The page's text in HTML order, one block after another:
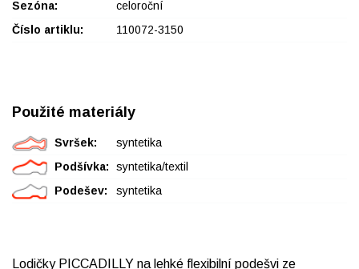
Sezóna:
celoroční
Číslo artiklu:
110072-3150
Použité materiály
Svršek:
syntetika
Podšívka:
syntetika/textil
Podešev:
syntetika
Lodičky PICCADILLY na lehké flexibilní podešvi ze